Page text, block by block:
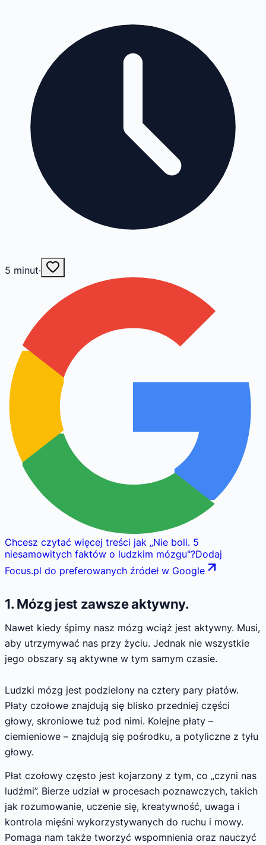
5 minut·
Chcesz czytać więcej treści jak „Nie boli. 5
niesamowitych faktów o ludzkim mózgu"?Dodaj
Focus.pl do preferowanych źródeł w Google
1. Mózg jest zawsze aktywny.
Nawet kiedy śpimy nasz mózg wciąż jest aktywny. Musi,
aby utrzymywać nas przy życiu. Jednak nie wszystkie
jego obszary są aktywne w tym samym czasie.
Ludzki mózg jest podzielony na cztery pary płatów.
Płaty czołowe znajdują się blisko przedniej części
głowy, skroniowe tuż pod nimi. Kolejne płaty –
ciemieniowe – znajdują się pośrodku, a potyliczne z tyłu
głowy.
Płat czołowy często jest kojarzony z tym, co „czyni nas
ludźmi”. Bierze udział w procesach poznawczych, takich
jak rozumowanie, uczenie się, kreatywność, uwaga i
kontrola mięśni wykorzystywanych do ruchu i mowy.
Pomaga nam także tworzyć wspomnienia oraz nauczyć